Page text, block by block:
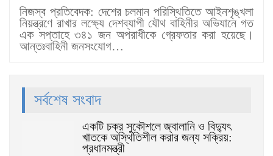
নিজস্ব প্রতিবেদক: দেশের চলমান পরিস্থিতিতে আইনশৃঙ্খলা
নিয়ন্ত্রণে রাখার লক্ষ্যে দেশব্যাপী যৌথ বাহিনীর অভিযানে গত
এক সপ্তাহে ৩৪১ জন অপরাধীকে গ্রেফতার করা হয়েছে।
আন্তঃবাহিনী জনসংযোগ…
সর্বশেষ সংবাদ
একটি চক্র সুকৌশলে জ্বালানি ও বিদ্যুৎ
খাতকে অস্থিতিশীল করার জন্য সক্রিয়:
প্রধানমন্ত্রী